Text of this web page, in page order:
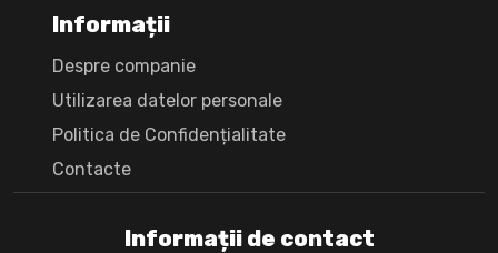
Informații de contact
Informații
Despre companie
Utilizarea datelor personale
Politica de Confidențialitate
Сontacte